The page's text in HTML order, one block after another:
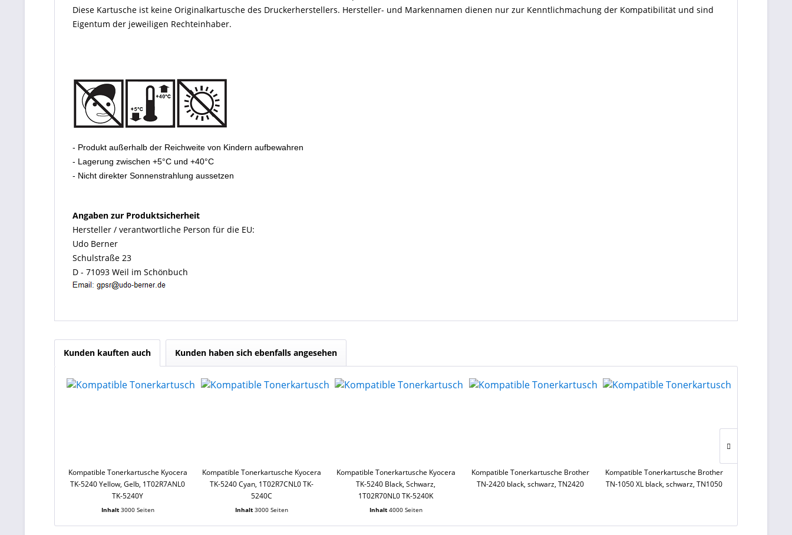
Diese Kartusche ist keine Originalkartusche des Druckerherstellers. Hersteller- und Markennamen dienen nur zur Kenntlichmachung der Kompatibilität und sind
Eigentum der jeweiligen Rechteinhaber.
- Produkt außerhalb der Reichweite von Kindern aufbewahren
- Lagerung zwischen +5°C und +40°C
- Nicht direkter Sonnenstrahlung aussetzen
Angaben zur Produktsicherheit
Hersteller / verantwortliche Person für die EU:
Udo Berner
Schulstraße 23
D - 71093 Weil im Schönbuch
Kunden kauften auch Kunden haben sich ebenfalls angesehen
Kompatible Tonerkartusche Kyocera
TK-5240 Yellow, Gelb, 1T02R7ANL0
TK-5240Y
Inhalt 3000 Seiten
Kompatible Tonerkartusche Kyocera
TK-5240 Cyan, 1T02R7CNL0 TK-
5240C
Inhalt3000 Seiten
Kompatible Tonerkartusche Kyocera
TK-5240 Black, Schwarz,
1T02R70NL0 TK-5240K
Inhalt 4000 Seiten
Kompatible Tonerkartusche Brother
TN-2420 black, schwarz, TN2420
Kompatible Tonerkartusche Brother
TN-1050 XL black, schwarz, TN1050